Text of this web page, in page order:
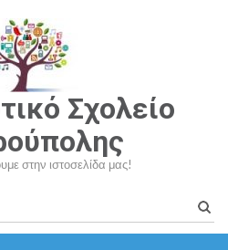
Σχολείο
στην ιστοσελίδα μας!
για: